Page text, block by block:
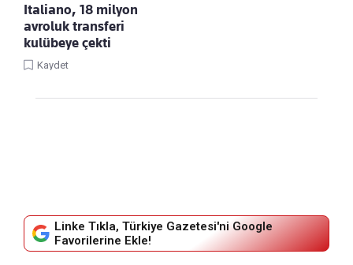
Italiano, 18 milyon
avroluk transferi
kulübeye çekti
Kaydet
Linke Tıkla, Türkiye Gazetesi'ni Google
Favorilerine Ekle!